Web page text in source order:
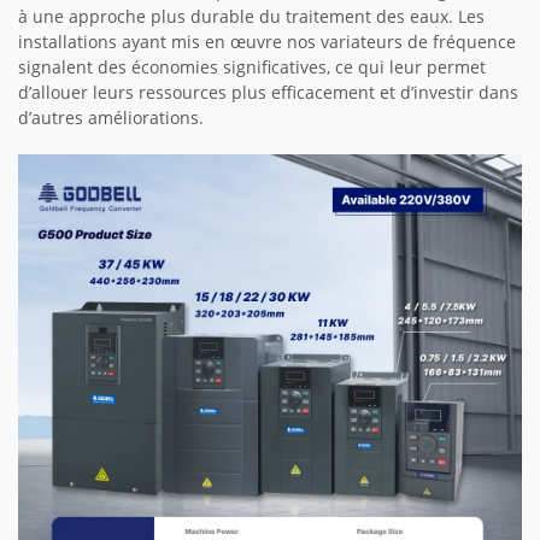
à une approche plus durable du traitement des eaux. Les
installations ayant mis en œuvre nos variateurs de fréquence
signalent des économies significatives, ce qui leur permet
d’allouer leurs ressources plus efficacement et d’investir dans
d’autres améliorations.